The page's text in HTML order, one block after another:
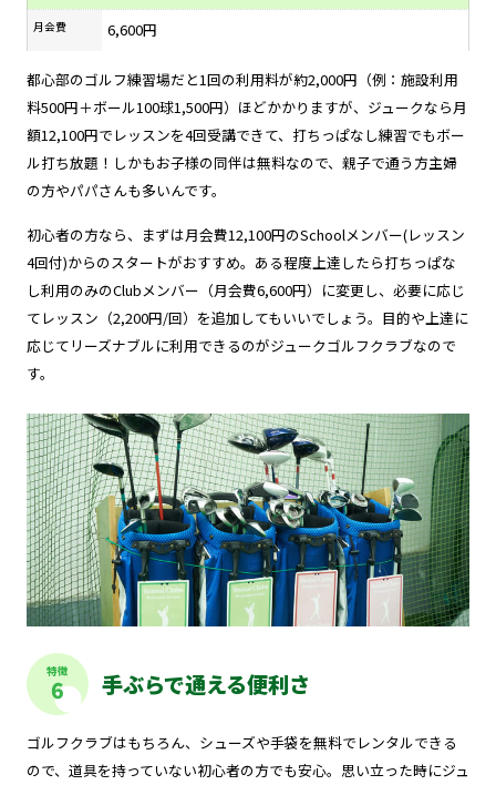
月会費 6,600円
都心部のゴルフ練習場だと1回の利用料が約2,000円（例：施設利用
料500円＋ボール100球1,500円）ほどかかりますが、ジュークなら月
額12,100円でレッスンを4回受講できて、打ちっぱなし練習でもボー
ル打ち放題！しかもお子様の同伴は無料なので、親子で通う方主婦
の方やパパさんも多いんです。
初心者の方なら、まずは月会費12,100円のSchoolメンバー(レッスン
4回付)からのスタートがおすすめ。ある程度上達したら打ちっぱな
し利用のみのClubメンバー（月会費6,600円）に変更し、必要に応じ
てレッスン（2,200円/回）を追加してもいいでしょう。目的や上達に
応じてリーズナブルに利用できるのがジュークゴルフクラブなので
す。
特徴
6 手ぶらで通える便利さ
ゴルフクラブはもちろん、シューズや手袋を無料でレンタルできる
ので、道具を持っていない初心者の方でも安心。思い立った時にジュ